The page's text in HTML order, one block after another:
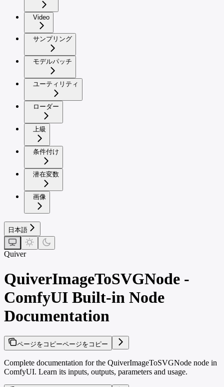
Video
サンプリング
モデルパッチ
ユーティリティ
ローダー
上級
条件付け
潜在変数
画像
日本語
Quiver
QuiverImageToSVGNode -
ComfyUI Built-in Node
Documentation
ページをコピーページをコピー
Complete documentation for the QuiverImageToSVGNode node in
ComfyUI. Learn its inputs, outputs, parameters and usage.